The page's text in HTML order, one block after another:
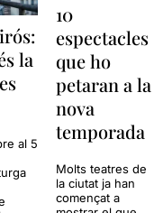
la
al 5
10
espectacles
que ho
petaran a la
nova
temporada
Molts teatres de
la ciutat ja han
començat a